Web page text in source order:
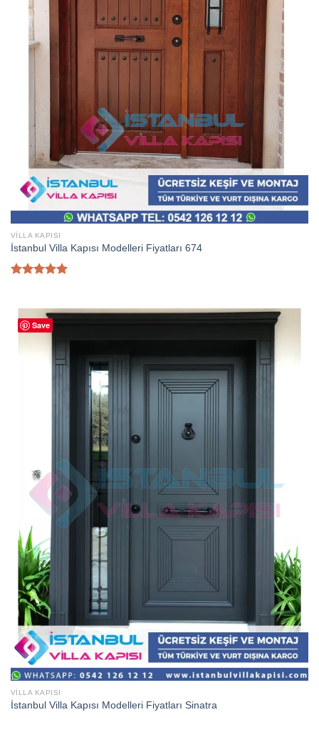
VILLA KAPISI
İstanbul Villa Kapısı Modelleri Fiyatları 674
aldı
Save
VILLA KAPISI
İstanbul Villa Kapısı Modelleri Fiyatları Sinatra